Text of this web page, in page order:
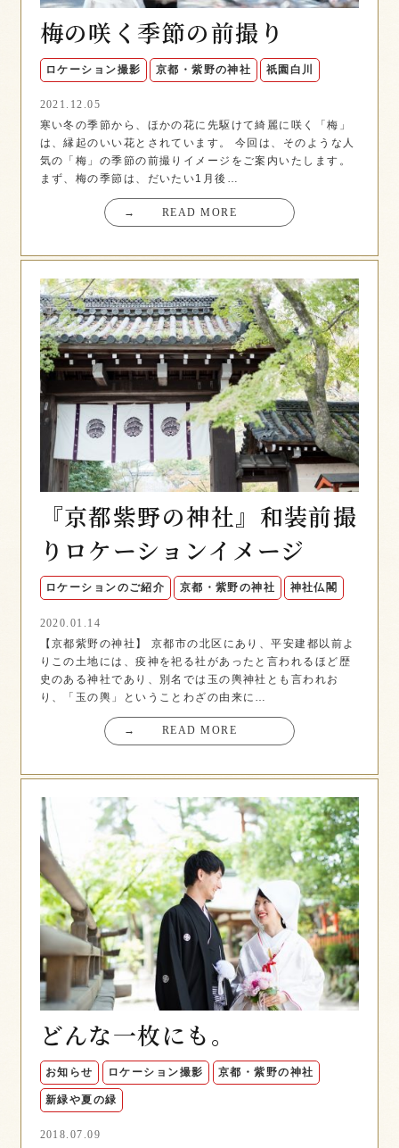
梅の咲く季節の前撮り
ロケーション撮影 京都・紫野の神社 祇園白川
2021.12.05
寒い冬の季節から、ほかの花に先駆けて綺麗に咲く「梅」
は、縁起のいい花とされています。 今回は、そのような人
気の「梅」の季節の前撮りイメージをご案内いたします。
まず、梅の季節は、だいたい1月後…
→ READ MORE
『京都紫野の神社』和装前撮
りロケーションイメージ
ロケーションのご紹介 京都・紫野の神社 神社仏閣
2020.01.14
【京都紫野の神社】 京都市の北区にあり、平安建都以前よ
りこの土地には、疫神を祀る社があったと言われるほど歴
史のある神社であり、別名では玉の輿神社とも言われお
り、「玉の輿」ということわざの由来に…
→ READ MORE
どんな一枚にも。
お知らせ ロケーション撮影 京都・紫野の神社
新緑や夏の緑
2018.07.09